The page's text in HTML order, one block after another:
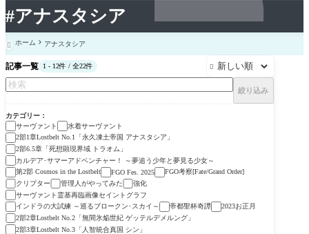
#アナスタシア
 ホーム アナスタシア
記事一覧 1 - 12件 / 全22件 
絞り込み
カテゴリー
サーヴァント
水着サーヴァント
2部1章Lostbelt No.1「永久凍土帝国 アナスタシア」
2部6.5章「死想顕現界域 トラオム」
カルデア･サマーアドベンチャー！ ～夢追う少年と夢見る少女～
第2部 Cosmos in the Lostbelt
FGO Fes. 2025
FGO考察[Fate/Grand Order]
クリプター
管理人がやってみた
強化
サーヴァント霊基再臨画像セイントグラフ
インドラの大試練 ～巡るブロークン･スカイ～
帝都聖杯奇譚
2023お正月
2部2章Lostbelt No.2「無間氷焔世紀 ゲッテルデメルング」
2部3章Lostbelt No.3「人智統合真国 シン」